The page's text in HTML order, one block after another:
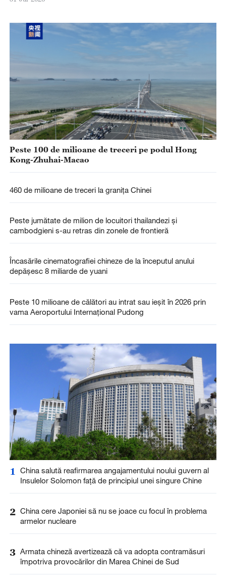
Peste 100 de milioane de treceri pe podul Hong
Kong-Zhuhai-Macao
460 de milioane de treceri la granița Chinei
Peste jumătate de milion de locuitori thailandezi și
cambodgieni s-au retras din zonele de frontieră
Încasările cinematografiei chineze de la începutul anului
depășesc 8 miliarde de yuani
Peste 10 milioane de călători au intrat sau ieșit în 2026 prin
vama Aeroportului Internațional Pudong
1
China salută reafirmarea angajamentului noului guvern al
Insulelor Solomon față de principiul unei singure Chine
2 China cere Japoniei să nu se joace cu focul în problema
armelor nucleare
3 Armata chineză avertizează că va adopta contramăsuri
împotriva provocărilor din Marea Chinei de Sud